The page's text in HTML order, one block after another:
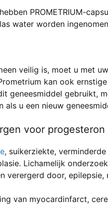
PROMETRIUM-
water worden
veilig is, moet u met
kan ook
geneesmiddel gebruikt,
u een nieuw
voor progesteron
, suikerziekte,
Lichamelijk
verergerd door, epilepsie,
van myocardinfarct,